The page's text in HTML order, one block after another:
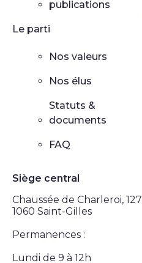
publications
Le parti
Nos valeurs
Nos élus
Statuts &
documents
FAQ
Siège central
Chaussée de Charleroi, 127
1060 Saint-Gilles
Permanences :
Lundi de 9 à 12h